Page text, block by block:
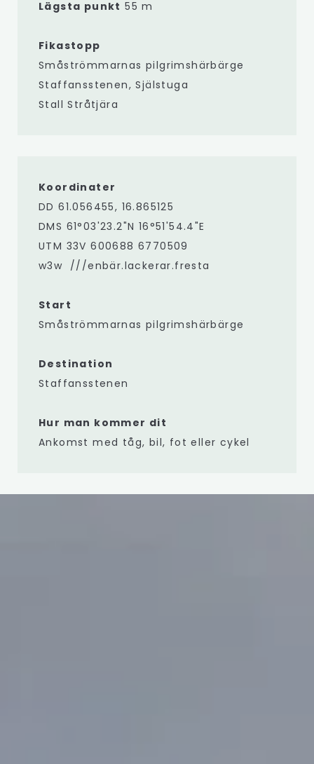
Lägsta punkt 55 m
Fikastopp
Småströmmarnas pilgrimshärbärge
Staffansstenen, Själstuga
Stall Stråtjära
Koordinater
DD 61.056455, 16.865125
DMS 61°03'23.2"N 16°51'54.4"E
UTM 33V 600688 6770509
w3w ///enbär.lackerar.fresta
Start
Småströmmarnas pilgrimshärbärge
Destination
Staffansstenen
Hur man kommer dit
Ankomst med tåg, bil, fot eller cykel